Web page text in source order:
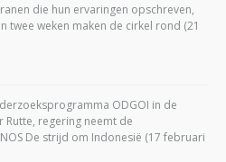
die hun ervaringen opschreven,
twee weken maken de cirkel rond (21
ODGOI in de
Rutte, regering neemt de
De strijd om Indonesië (17 februari